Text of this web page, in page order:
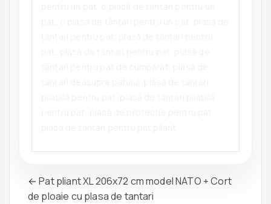
← Pat pliant XL 206x72 cm model NATO + Cort
de ploaie cu plasa de tantari